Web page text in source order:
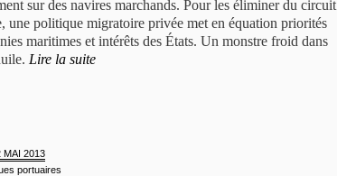
sur des navires marchands. Pour les éliminer du circuit
une politique migratoire privée met en équation priorités
maritimes et intérêts des États. Un monstre froid dans
Lire la suite
MAI 2013
portuaires